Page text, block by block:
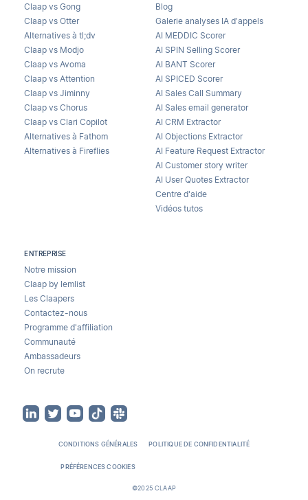
Claap vs Gong
Claap vs Otter
Alternatives à tl;dv
Claap vs Modjo
Claap vs Avoma
Claap vs Attention
Claap vs Jiminny
Claap vs Chorus
Claap vs Clari Copilot
Alternatives à Fathom
Alternatives à Fireflies
Blog
Galerie analyses IA d’appels
AI MEDDIC Scorer
AI SPIN Selling Scorer
AI BANT Scorer
AI SPICED Scorer
AI Sales Call Summary
AI Sales email generator
AI CRM Extractor
AI Objections Extractor
AI Feature Request Extractor
AI Customer story writer
AI User Quotes Extractor
Centre d'aide
Vidéos tutos
ENTREPRISE
Notre mission
Claap by lemlist
Les Claapers
Contactez-nous
Programme d'affiliation
Communauté
Ambassadeurs
On recrute
CONDITIONS GÉNÉRALES POLITIQUE DE CONFIDENTIALITÉ
PRÉFÉRENCES COOKIES
©2025 CLAAP